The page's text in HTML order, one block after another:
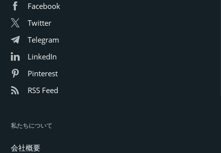
Facebook
Twitter
Telegram
LinkedIn
Pinterest
RSS Feed
私たちについて
会社概要